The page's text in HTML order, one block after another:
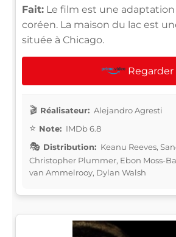
Fait: Le film est une
coréen. La maison du lac est
située à Chicago.
Regarder
Réalisateur: Alejandro Agresti
Note: IMDb 6.8
Distribution: Keanu Reeves,
Christopher Plummer, Ebon Moss-
van Ammelrooy, Dylan Walsh